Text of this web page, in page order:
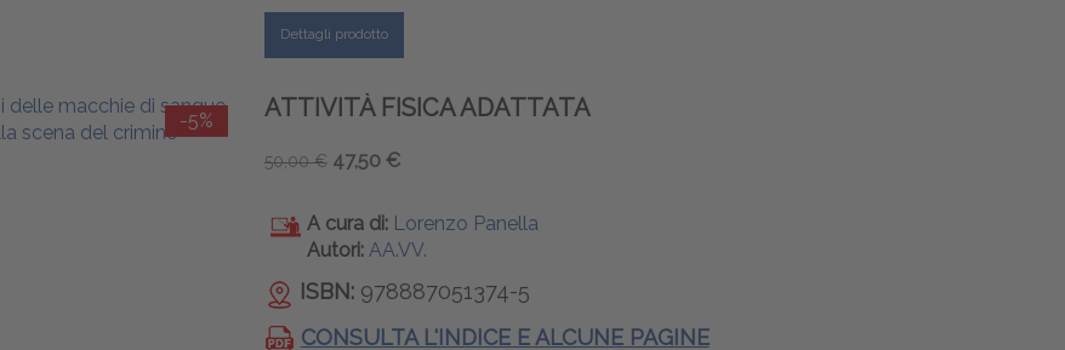
Dettagli prodotto
-5% ATTIVITÀ FISICA ADATTATA
50,00 € 47,50 €
A cura di: Lorenzo Panella
Autori: AA.VV.
ISBN: 978887051374-5
CONSULTA L'INDICE E ALCUNE PAGINE